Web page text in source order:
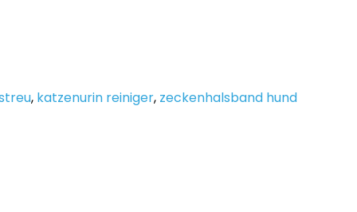
, katzenurin reiniger, zeckenhalsband hund